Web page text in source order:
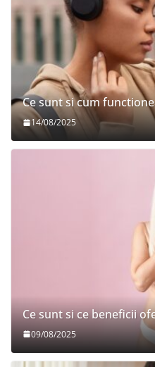
Ce sunt si cum
14/08/2025
Ce sunt si ce beneficii
09/08/2025